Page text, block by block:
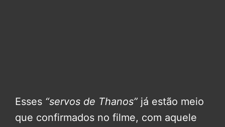
Esses “servos de Thanos” já estão meio
que confirmados no filme, com aquele